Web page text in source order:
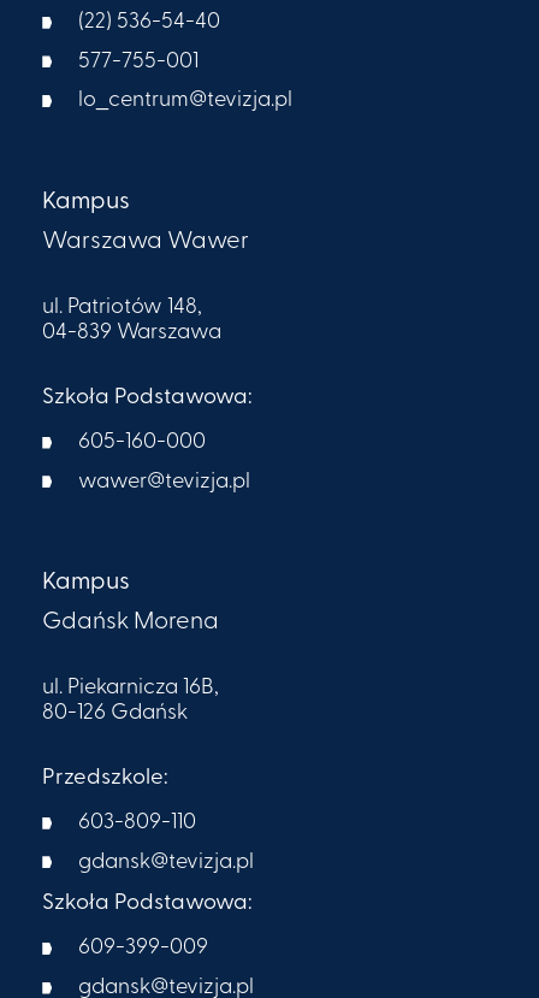
(22) 536-54-40
577-755-001
lo_centrum@tevizja.pl
Kampus
Warszawa Wawer
ul. Patriotów 148,
04-839 Warszawa
Szkoła Podstawowa:
605-160-000​
wawer@tevizja.pl
Kampus
Gdańsk Morena
ul. Piekarnicza 16B,
80-126 Gdańsk
Przedszkole:
603-809-110
gdansk@tevizja.pl
Szkoła Podstawowa:
609-399-009​
gdansk@tevizja.pl